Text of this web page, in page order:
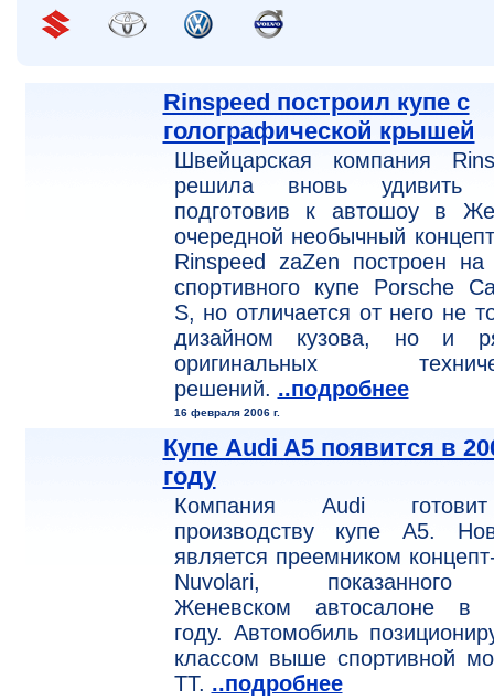
Rinspeed построил купе с
голографической крышей
Швейцарская компания
решила вновь удивить
подготовив к автошоу в
очередной необычный
Rinspeed zaZen построен на
спортивного купе Porsche
S, но отличается от него не
дизайном кузова, но и
оригинальных
решений. ..подробнее
16 февраля 2006 г.
Купе Audi A5 появится в
году
Компания Audi
производству купе A5.
является преемником
Nuvolari,
Женевском автосалоне в
году. Автомобиль
классом выше спортивной
TT. ..подробнее